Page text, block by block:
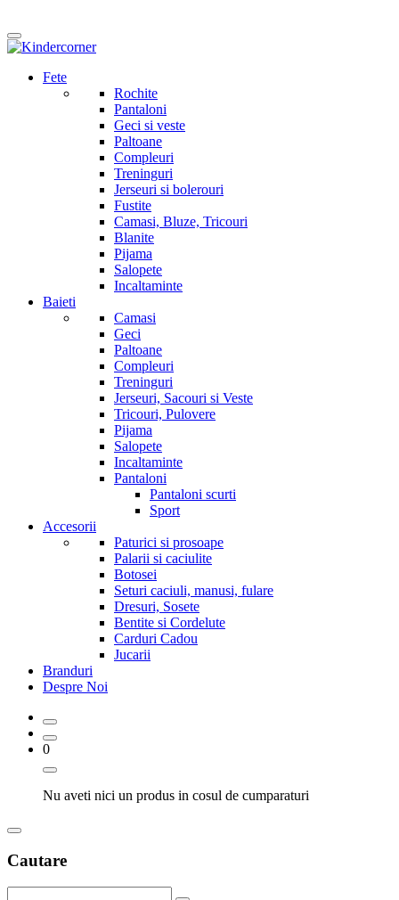
Fete
Rochite
Pantaloni
Geci si veste
Paltoane
Compleuri
Treninguri
Jerseuri si bolerouri
Fustite
Camasi, Bluze, Tricouri
Blanite
Pijama
Salopete
Incaltaminte
Baieti
Camasi
Geci
Paltoane
Compleuri
Treninguri
Jerseuri, Sacouri si Veste
Tricouri, Pulovere
Pijama
Salopete
Incaltaminte
Pantaloni
Pantaloni scurti
Sport
Accesorii
Paturici si prosoape
Palarii si caciulite
Botosei
Seturi caciuli, manusi, fulare
Dresuri, Sosete
Bentite si Cordelute
Carduri Cadou
Jucarii
Branduri
Despre Noi
0
Nu aveti nici un produs in cosul de cumparaturi
Cautare